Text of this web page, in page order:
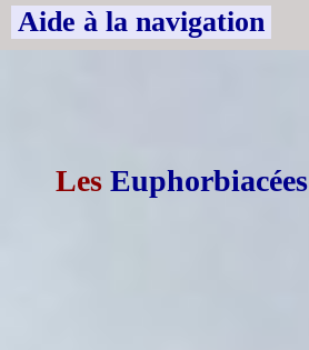
Aide à la navigation
Les Euphorbiacées